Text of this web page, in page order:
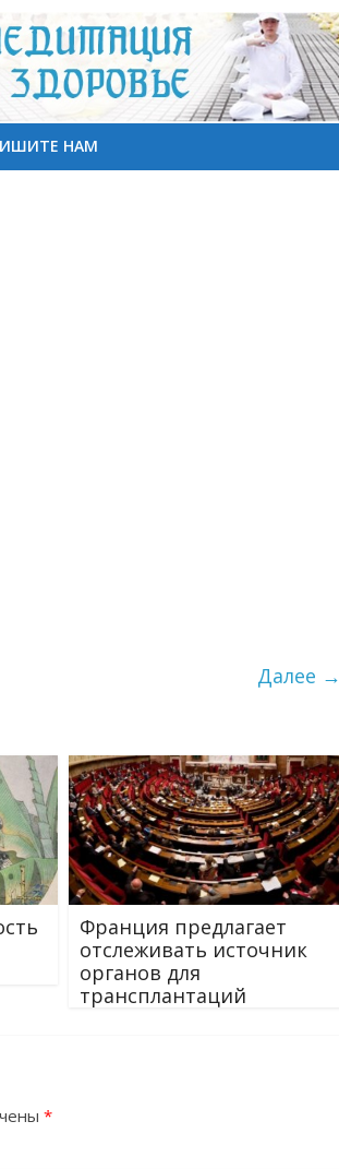
НАМ
Далее →
Франция предлагает
отслеживать источник
органов для
трансплантаций
*